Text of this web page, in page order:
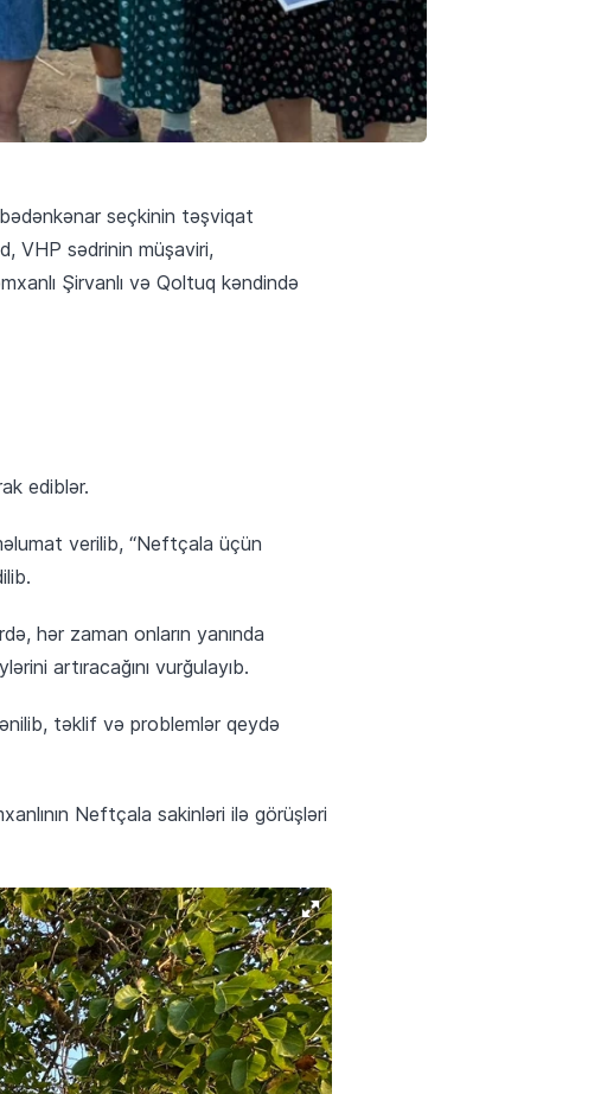
seçkinin təşviqat
VHP sədrinin müşaviri,
Şirvanlı və Qoltuq kəndində
ediblər.
verilib, “Neftçala üçün
hər zaman onların yanında
artıracağını vurğulayıb.
təklif və problemlər qeydə
Neftçala sakinləri ilə görüşləri